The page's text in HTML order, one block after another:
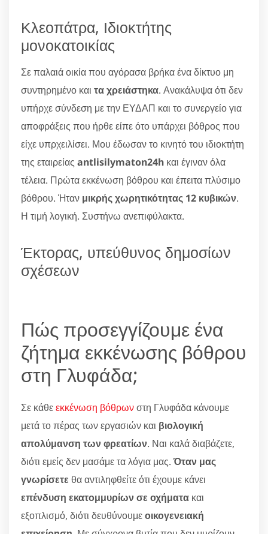
Κλεοπάτρα, Ιδιοκτήτης
μονοκατοικίας
Σε παλαιά οικία που αγόρασα βρήκα ένα δίκτυο μη
συντηρημένο και τα χρειάστηκα. Ανακάλυψα ότι δεν
υπήρχε σύνδεση με την ΕΥΔΑΠ και το συνεργείο για
αποφράξεις που ήρθε είπε ότο υπάρχει βόθρος που
είχε υπρχειλίσει. Μου έδωσαν το κινητό του ιδιοκτήτη
της εταιρείας antlisilymaton24h και έγιναν όλα
τέλεια. Πρώτα εκκένωση βόθρου και έπειτα πλύσιμο
βόθρου. Ήταν μικρής χωρητικότητας 12 κυβικών.
Η τιμή λογική. Συστήνω ανεπιφύλακτα.
Έκτορας, υπεύθυνος δημοσίων
σχέσεων
Πώς προσεγγίζουμε ένα
ζήτημα εκκένωσης βόθρου
στη Γλυφάδα;
Σε κάθεεκκένωση βόθρωνστη Γλυφάδα κάνουμε
μετά το πέρας των εργασιών και βιολογική
απολύμανση των φρεατίων. Ναι καλά διαβάζετε,
διότι εμείς δεν μασάμε τα λόγια μας.Όταν μας
γνωρίσετε θα αντιληφθείτε ότι έχουμε κάνει
επένδυση εκατομμυρίων σε οχήματα και
εξοπλισμό, διότι δευθύνουμεοικογενειακή